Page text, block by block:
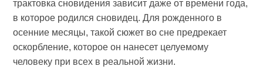
трактовка сновидения зависит даже от времени года,
в которое родился сновидец. Для рожденного в
осенние месяцы, такой сюжет во сне предрекает
оскорбление, которое он нанесет целуемому
человеку при всех в реальной жизни.